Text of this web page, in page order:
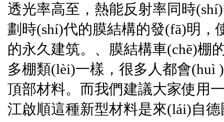
透光率高至，熱能反射率同時
劃時(shí)代的膜結構的發(fā)明，
的永久建筑。、 膜結構車(chē)棚
多棚類(lèi)一樣，很多人都會
頂部材料。而我們建議大家使用
江啟順這種新型材料是來(lái)自德